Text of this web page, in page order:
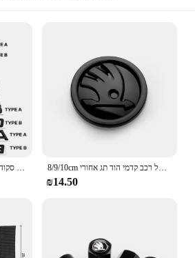
מתכת רכב אותיות אחורי תא מטען מדבקות סמל תג מדבקת לוגו עבור סקודה אוקטביה מעולה מהיר פאביה KAMIQ KAROQ KODIAQ YETI 4X4 8/9/10cm סמל רכב קדמי הוד תג אחורי Trunk מדבקת עבור סקודה אוקטביה ראפיד פאביה S לוגו A7 מעולה KAMIQ אבזרים
₪14.50